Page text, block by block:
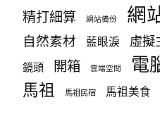
精打細算 網站備份 網
自然素材 藍眼淚 虛擬
鏡頭 開箱 雲端空間 電
馬祖 馬祖民宿 馬祖美食